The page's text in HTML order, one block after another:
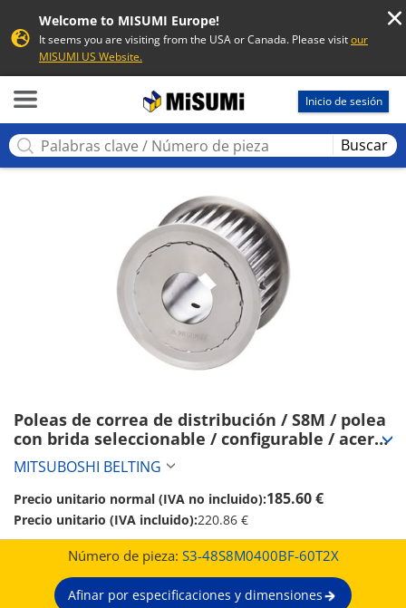
Welcome to MISUMI Europe!
It seems you are visiting from the USA or Canada. Please visitour
MISUMI US Website.
Inicio de sesión
Buscar
Poleas de correa de distribución / S8M / polea
con brida seleccionable / configurable / acero
/ bruñido, niquelado químicamente / S8M0400
(S3-48S8M0400BF-60T2X)
MITSUBOSHI BELTING
Precio unitario normal (IVA no incluido):185.60 €
Precio unitario (IVA incluido):220.86 €
Número de pieza: S3-48S8M0400BF-60T2X
Afinar por especificaciones y dimensiones